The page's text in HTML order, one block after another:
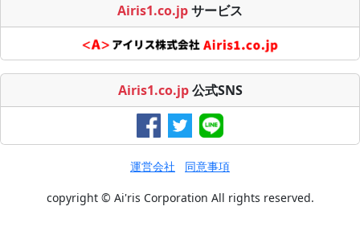
Airis1.co.jpサービス
Airis1.co.jp 公式SNS
運営会社 同意事項
copyright © Ai'ris Corporation All rights reserved.